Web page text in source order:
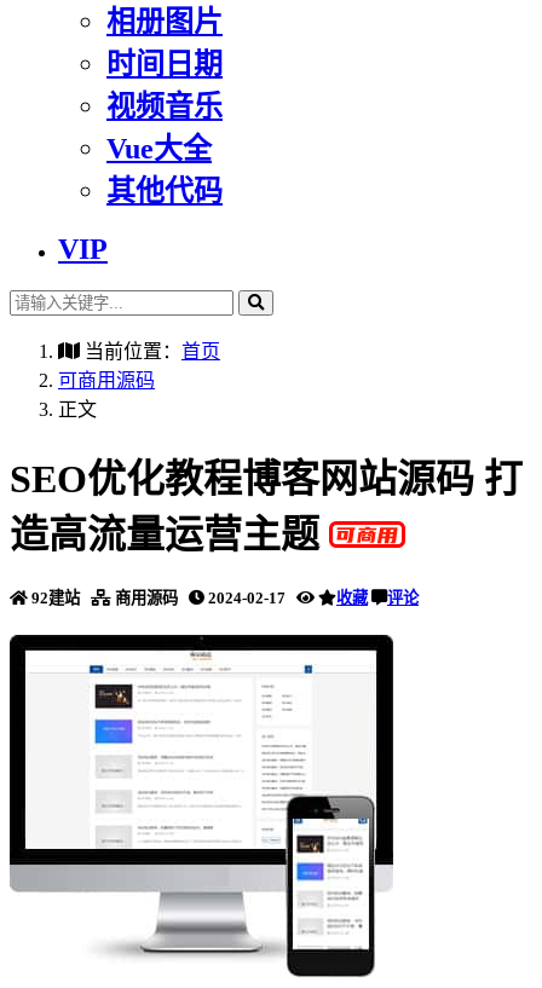
相册图片
时间日期
视频音乐
Vue大全
其他代码
VIP
当前位置： 首页
可商用源码
正文
SEO优化教程博客网站源码 打
造高流量运营主题
92建站 商用源码 2024-02-17 收藏 评论